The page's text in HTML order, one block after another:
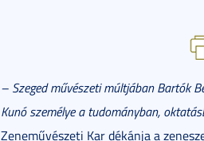
– Szeged művészeti múltjában Bartók
Kunó személye a tudományban,
Zeneművészeti Kar dékánja a